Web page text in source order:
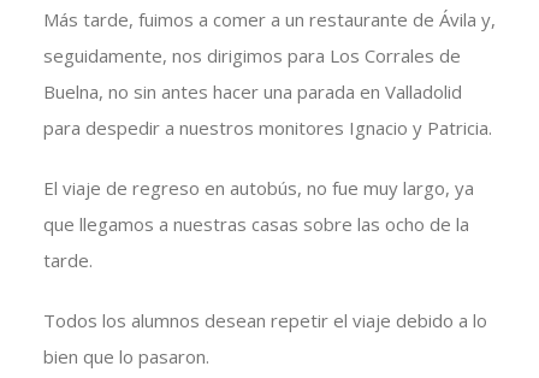
Más tarde, fuimos a comer a un restaurante de Ávila y,
seguidamente, nos dirigimos para Los Corrales de
Buelna, no sin antes hacer una parada en Valladolid
para despedir a nuestros monitores Ignacio y Patricia.
El viaje de regreso en autobús, no fue muy largo, ya
que llegamos a nuestras casas sobre las ocho de la
tarde.
Todos los alumnos desean repetir el viaje debido a lo
bien que lo pasaron.